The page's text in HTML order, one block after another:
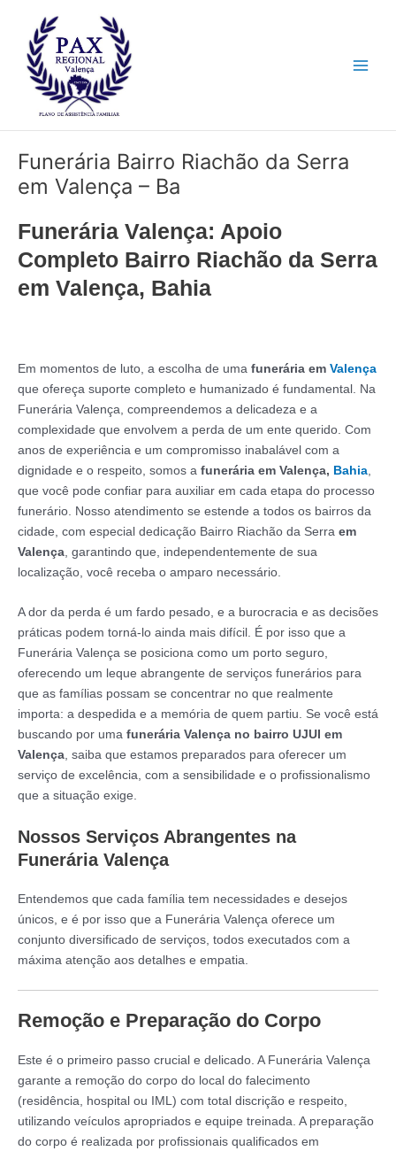
conteúdo
Funerária Bairro Riachão da Serra
em Valença – Ba
Funerária Valença: Apoio
Completo Bairro Riachão da Serra
em Valença, Bahia
Em momentos de luto, a escolha de uma funerária em Valença
que ofereça suporte completo e humanizado é fundamental. Na
Funerária Valença, compreendemos a delicadeza e a
complexidade que envolvem a perda de um ente querido. Com
anos de experiência e um compromisso inabalável com a
dignidade e o respeito, somos a funerária em Valença, Bahia,
que você pode confiar para auxiliar em cada etapa do processo
funerário. Nosso atendimento se estende a todos os bairros da
cidade, com especial dedicação Bairro Riachão da Serra em
Valença, garantindo que, independentemente de sua
localização, você receba o amparo necessário.
A dor da perda é um fardo pesado, e a burocracia e as decisões
práticas podem torná-lo ainda mais difícil. É por isso que a
Funerária Valença se posiciona como um porto seguro,
oferecendo um leque abrangente de serviços funerários para
que as famílias possam se concentrar no que realmente
importa: a despedida e a memória de quem partiu. Se você está
buscando por uma funerária Valença no bairro UJUI em
Valença, saiba que estamos preparados para oferecer um
serviço de excelência, com a sensibilidade e o profissionalismo
que a situação exige.
Nossos Serviços Abrangentes na
Funerária Valença
Entendemos que cada família tem necessidades e desejos
únicos, e é por isso que a Funerária Valença oferece um
conjunto diversificado de serviços, todos executados com a
máxima atenção aos detalhes e empatia.
Remoção e Preparação do Corpo
Este é o primeiro passo crucial e delicado. A Funerária Valença
garante a remoção do corpo do local do falecimento
(residência, hospital ou IML) com total discrição e respeito,
utilizando veículos apropriados e equipe treinada. A preparação
do corpo é realizada por profissionais qualificados em